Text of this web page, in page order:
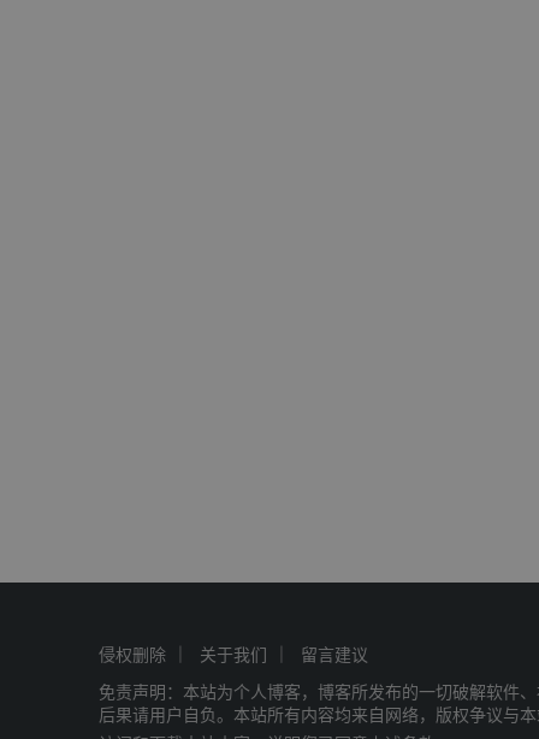
侵权删除 关于我们
留言建议
免责声明：本站为个人博客，博客所发布的一切破解软件
后果请用户自负。本站所有内容均来自网络，版权争议与